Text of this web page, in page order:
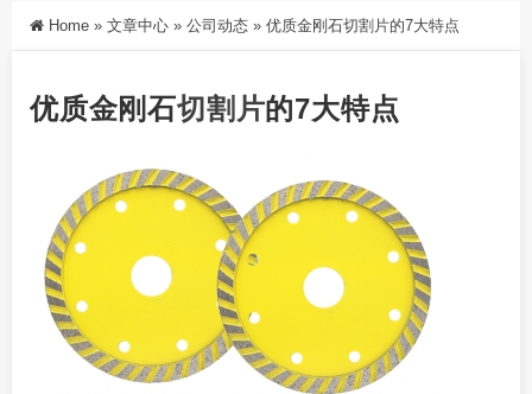
Home » 文章中心 » 公司动态 » 优质金刚石切割片的7大特点
优质金刚石切割片的7大特点